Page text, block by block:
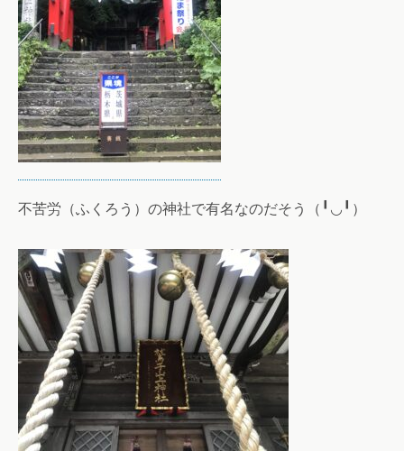
不苦労（ふくろう）の神社で有名なのだそう（╹◡╹）